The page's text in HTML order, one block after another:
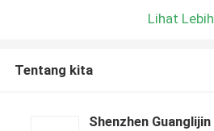
Lihat Lebih
Tentang kita
Shenzhen Guanglijin